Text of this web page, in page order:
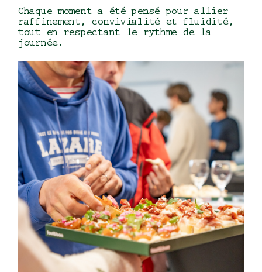
Chaque moment a été pensé pour allier
raffinement, convivialité et fluidité,
tout en respectant le rythme de la
journée.